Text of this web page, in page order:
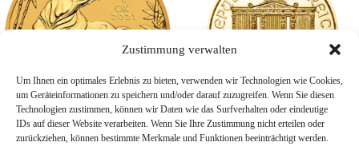
Zustimmung verwalten
Um Ihnen ein optimales Erlebnis zu bieten, verwenden wir Technologien wie Cookies,
um Geräteinformationen zu speichern und/oder darauf zuzugreifen. Wenn Sie diesen
Technologien zustimmen, können wir Daten wie das Surfverhalten oder eindeutige
IDs auf dieser Website verarbeiten. Wenn Sie Ihre Zustimmung nicht erteilen oder
zurückziehen, können bestimmte Merkmale und Funktionen beeinträchtigt werden.
1/10 Unze Gold Australien
1/25 Unze Gold Wiener